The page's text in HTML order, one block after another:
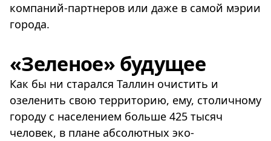
компаний-партнеров или даже в самой мэрии
города.
«Зеленое» будущее
Как бы ни старался Таллин очистить и
озеленить свою территорию, ему, столичному
городу с населением больше 425 тысяч
человек, в плане абсолютных эко-